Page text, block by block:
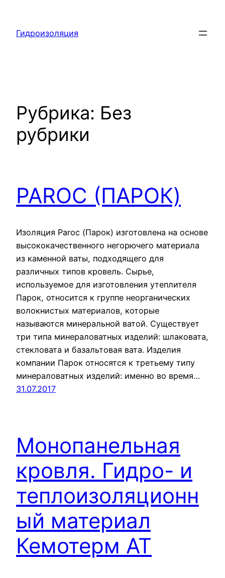
содержимому
Гидроизоляция
Рубрика: Без
рубрики
PAROC (ПАРОК)
Изоляция Paroc (Парок) изготовлена на основе
высококачественного негорючего материала
из каменной ваты, подходящего для
различных типов кровель. Сырье,
используемое для изготовления утеплителя
Парок, относится к группе неорганических
волокнистых материалов, которые
называются минеральной ватой. Существует
три типа минераловатных изделий: шлаковата,
стекловата и базальтовая вата. Изделия
компании Парок относятся к третьему типу
минераловатных изделий: именно во время…
31.07.2017
Монопанельная
кровля. Гидро- и
теплоизоляционн
ый материал
Кемотерм АТ